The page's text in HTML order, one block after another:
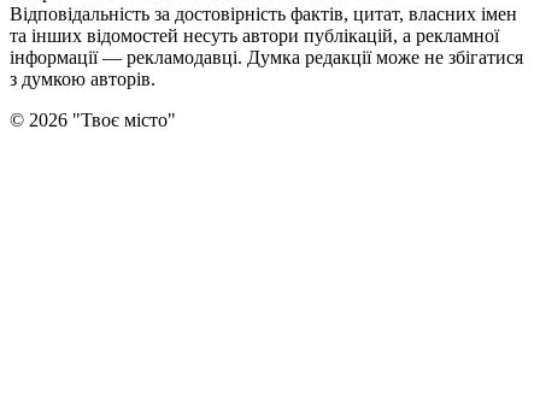
Відповідальність за достовірність фактів, цитат, власних імен
та інших відомостей несуть автори публікацій, а рекламної
інформації — рекламодавці. Думка редакцiї може не збiгатися
з думкою авторiв.
© 2026 "Твоє місто"